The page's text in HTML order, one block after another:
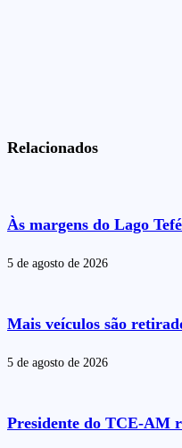
Relacionados
Às margens do Lago
5 de agosto de 2026
Mais veículos são
5 de agosto de 2026
Presidente do TCE-AM